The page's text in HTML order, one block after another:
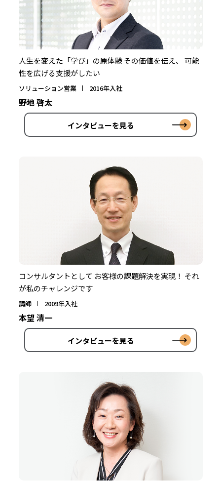
人生を変えた「学び」の原体験 その価値を伝え、 可能
性を広げる支援がしたい
ソリューション営業 2016年入社
野地 啓太
インタビューを見る
コンサルタントとして お客様の課題解決を実現！ それ
が私のチャレンジです
講師 2009年入社
本望 清一
インタビューを見る